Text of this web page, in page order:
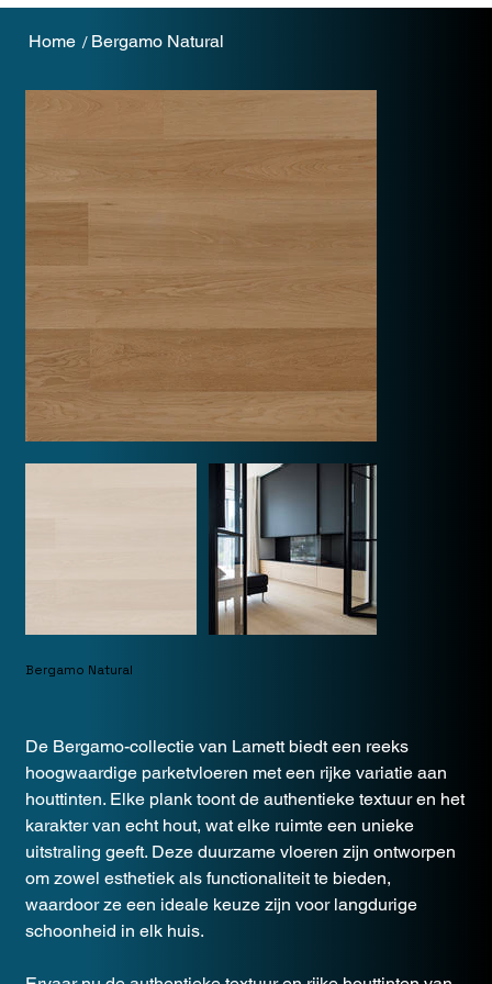
Home / Bergamo Natural
Bergamo Natural
De Bergamo-collectie van Lamett biedt een reeks
hoogwaardige parketvloeren met een rijke variatie aan
houttinten. Elke plank toont de authentieke textuur en het
karakter van echt hout, wat elke ruimte een unieke
uitstraling geeft. Deze duurzame vloeren zijn ontworpen
om zowel esthetiek als functionaliteit te bieden,
waardoor ze een ideale keuze zijn voor langdurige
schoonheid in elk huis.